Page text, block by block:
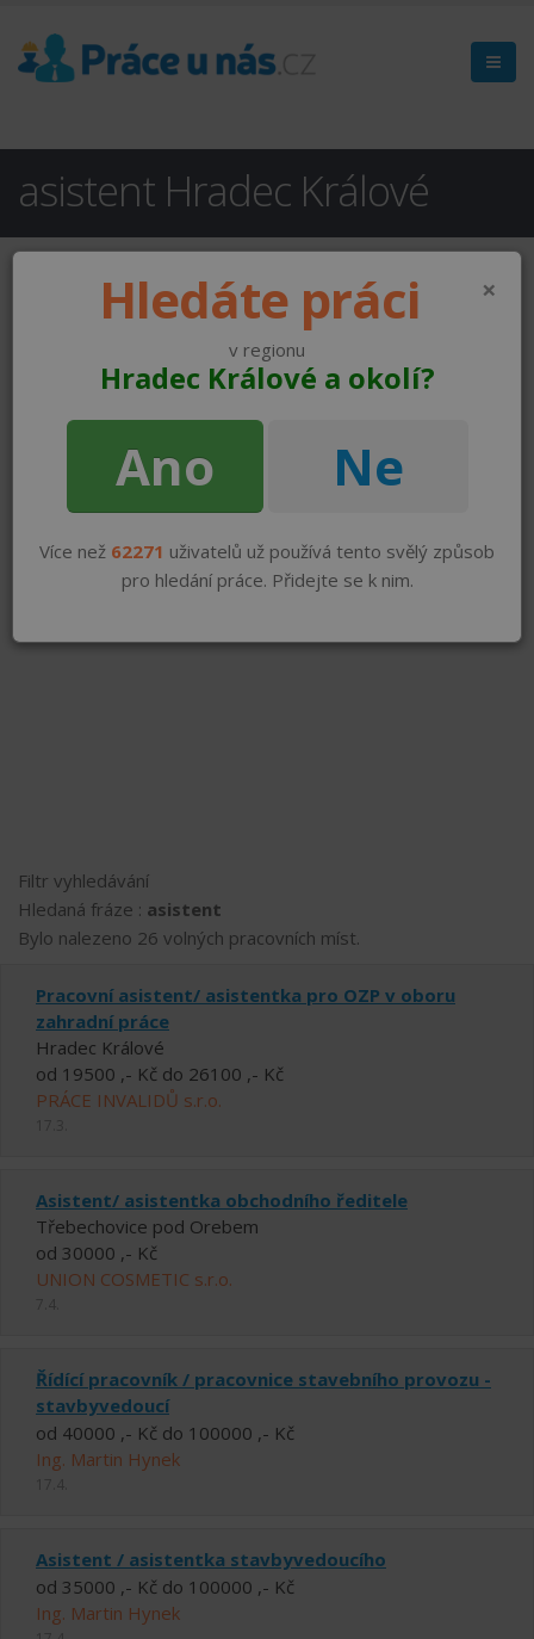
asistent Hradec Králové
Filtr vyhledávání
Hledaná fráze : asistent
Bylo nalezeno 26 volných pracovních míst.
Pracovní asistent/ asistentka pro OZP v oboru
zahradní práce
Hradec Králové
od 19500 ,- Kč do 26100 ,- Kč
PRÁCE INVALIDŮ s.r.o.
Asistent/ asistentka obchodního ředitele
Třebechovice pod Orebem
od 30000 ,- Kč
UNION COSMETIC s.r.o.
Řídící pracovník / pracovnice stavebního provozu -
stavbyvedoucí
od 40000 ,- Kč do 100000 ,- Kč
Ing. Martin Hynek
Asistent / asistentka stavbyvedoucího
od 35000 ,- Kč do 100000 ,- Kč
Ing. Martin Hynek
×
Hledáte práci
v regionu
Hradec Králové a okolí?
Ano Ne
Více než 62271 uživatelů už používá tento svělý způsob
pro hledání práce. Přidejte se k nim.